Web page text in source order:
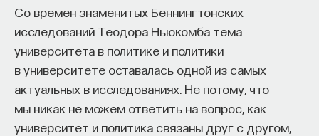
Со времен знаменитых Беннингтонских
исследований Теодора Ньюкомба тема
университета в политике и политики
в университете оставалась одной из самых
актуальных в исследованиях. Не потому, что
мы никак не можем ответить на вопрос, как
университет и политика связаны друг с другом,
редактор ПостНауки
ТЕХНОЛОГИИ
ТЕХНОЛОГИИ МАТЕМАТИКА ОБРАЗОВАНИЕ